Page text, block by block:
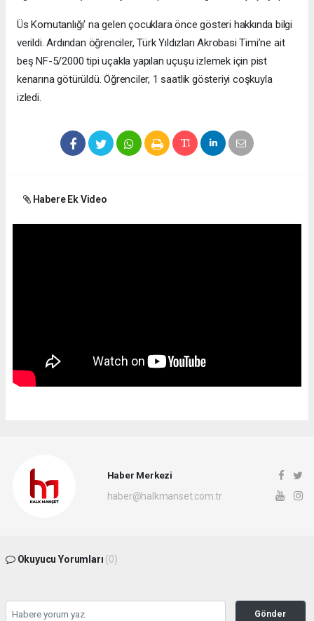
Üs Komutanlığı' na gelen çocuklara önce gösteri hakkında bilgi
verildi. Ardından öğrenciler, Türk Yıldızları Akrobasi Timi’ne ait
beş NF-5/2000 tipi uçakla yapılan uçuşu izlemek için pist
kenarına götürüldü. Öğrenciler, 1 saatlik gösteriyi coşkuyla
izledi.
Habere Ek Video
Haber Merkezi
haber@halkmanset.com.tr
Okuyucu Yorumları (0)
Gönder